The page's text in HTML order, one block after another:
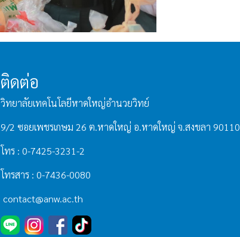
ติดต่อ
วิทยาลัยเทคโนโลยีหาดใหญ่อำนวยวิทย์
9/2 ซอยเพชรเกษม 26 ต.หาดใหญ่ อ.หาดใหญ่ จ.สงขลา 90110
โทร : 0-7425-3231-2
โทรสาร : 0-7436-0080
contact@anw.ac.th